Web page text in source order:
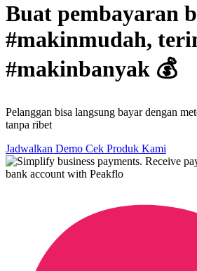
Buat pembayaran
#makinmudah,
#makinbanyak 💰
Pelanggan bisa langsung bayar dengan
tanpa ribet
Jadwalkan Demo Cek Produk Kami